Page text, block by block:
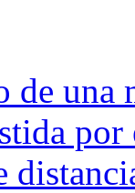
de una
por